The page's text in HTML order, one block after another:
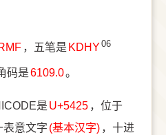
，五笔是 KDHY 06
码是6109.0。
是 U+5425 ，位于
表意文字 (基本汉字) ，十进